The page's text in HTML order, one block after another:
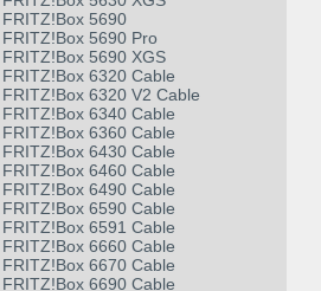
FRITZ!Box 5690
FRITZ!Box 5690 Pro
FRITZ!Box 5690 XGS
FRITZ!Box 6320 Cable
FRITZ!Box 6320 V2 Cable
FRITZ!Box 6340 Cable
FRITZ!Box 6360 Cable
FRITZ!Box 6430 Cable
FRITZ!Box 6460 Cable
FRITZ!Box 6490 Cable
FRITZ!Box 6590 Cable
FRITZ!Box 6591 Cable
FRITZ!Box 6660 Cable
FRITZ!Box 6670 Cable
FRITZ!Box 6690 Cable